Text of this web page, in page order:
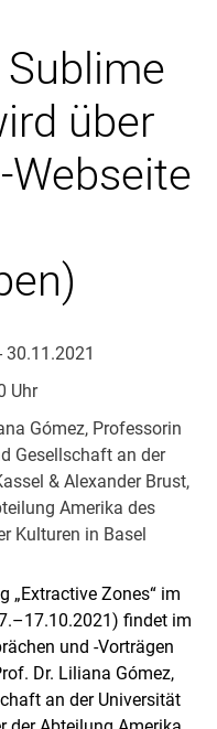
über
30.11.2021
Uhr
Gómez, Professorin
Gesellschaft an der
& Alexander Brust,
Amerika des
Kulturen in Basel
„Extractive Zones“ im
findet im
und -Vorträgen
Dr. Liliana Gómez,
an der Universität